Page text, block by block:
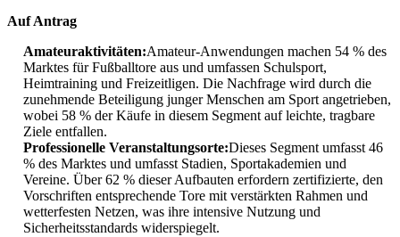
Auf Antrag
Amateuraktivitäten:Amateur-Anwendungen machen 54 % des
Marktes für Fußballtore aus und umfassen Schulsport,
Heimtraining und Freizeitligen. Die Nachfrage wird durch die
zunehmende Beteiligung junger Menschen am Sport angetrieben,
wobei 58 % der Käufe in diesem Segment auf leichte, tragbare
Ziele entfallen.
Professionelle Veranstaltungsorte:Dieses Segment umfasst 46
% des Marktes und umfasst Stadien, Sportakademien und
Vereine. Über 62 % dieser Aufbauten erfordern zertifizierte, den
Vorschriften entsprechende Tore mit verstärkten Rahmen und
wetterfesten Netzen, was ihre intensive Nutzung und
Sicherheitsstandards widerspiegelt.